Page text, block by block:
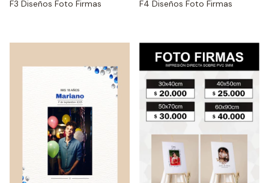
F3 Diseños Foto Firmas F4 Diseños Foto Firmas